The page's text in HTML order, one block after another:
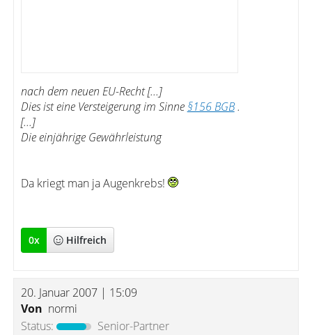
nach dem neuen EU-Recht [...]
Dies ist eine Versteigerung im Sinne §156 BGB.
[...]
Die einjährige Gewährleistung
Da kriegt man ja Augenkrebs!
0x Hilfreich
20. Januar 2007 | 15:09
Von normi
Status:
Senior-Partner